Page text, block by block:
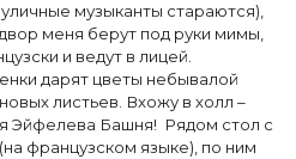
музыканты стараются),
меня берут под руки мимы,
и ведут в лицей.
дарят цветы небывалой
листьев. Вхожу в холл –
Эйфелева Башня! Рядом стол с
французском языке), по ним